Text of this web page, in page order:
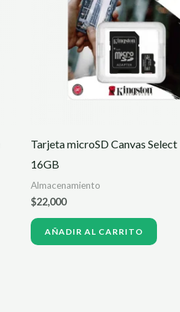
Tarjeta microSD Canvas Select
16GB
Almacenamiento
$22,000
AÑADIR AL CARRITO